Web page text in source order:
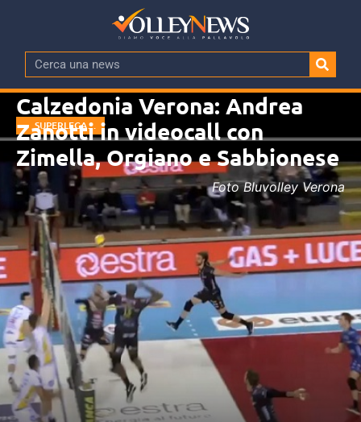
SUPERLEGA
MASCHILE
Calzedonia Verona: Andrea
Zanotti in videocall con
Zimella, Orgiano e Sabbionese
Foto Bluvolley Verona